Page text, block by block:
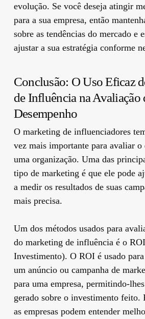
evolução. Se você deseja atingir
para a sua empresa, então
sobre as tendências do mercado e
ajustar a sua estratégia conforme
Conclusão: O Uso Eficaz
de Influência na Avaliação
Desempenho
O marketing de influenciadores
vez mais importante para avaliar o
uma organização. Uma das
tipo de marketing é que ele pode
a medir os resultados de suas
mais precisa.
Um dos métodos usados para
do marketing de influência é o
Investimento). O ROI é usado
um anúncio ou campanha de
para uma empresa, permitindo-
gerado sobre o investimento feito.
as empresas podem entender